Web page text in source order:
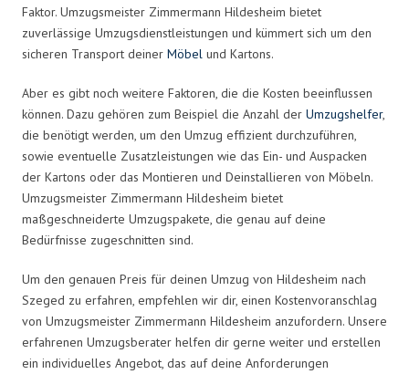
Faktor. Umzugsmeister Zimmermann Hildesheim bietet
zuverlässige Umzugsdienstleistungen und kümmert sich um den
sicheren Transport deiner Möbel und Kartons.
Aber es gibt noch weitere Faktoren, die die Kosten beeinflussen
können. Dazu gehören zum Beispiel die Anzahl der Umzugshelfer,
die benötigt werden, um den Umzug effizient durchzuführen,
sowie eventuelle Zusatzleistungen wie das Ein- und Auspacken
der Kartons oder das Montieren und Deinstallieren von Möbeln.
Umzugsmeister Zimmermann Hildesheim bietet
maßgeschneiderte Umzugspakete, die genau auf deine
Bedürfnisse zugeschnitten sind.
Um den genauen Preis für deinen Umzug von Hildesheim nach
Szeged zu erfahren, empfehlen wir dir, einen Kostenvoranschlag
von Umzugsmeister Zimmermann Hildesheim anzufordern. Unsere
erfahrenen Umzugsberater helfen dir gerne weiter und erstellen
ein individuelles Angebot, das auf deine Anforderungen